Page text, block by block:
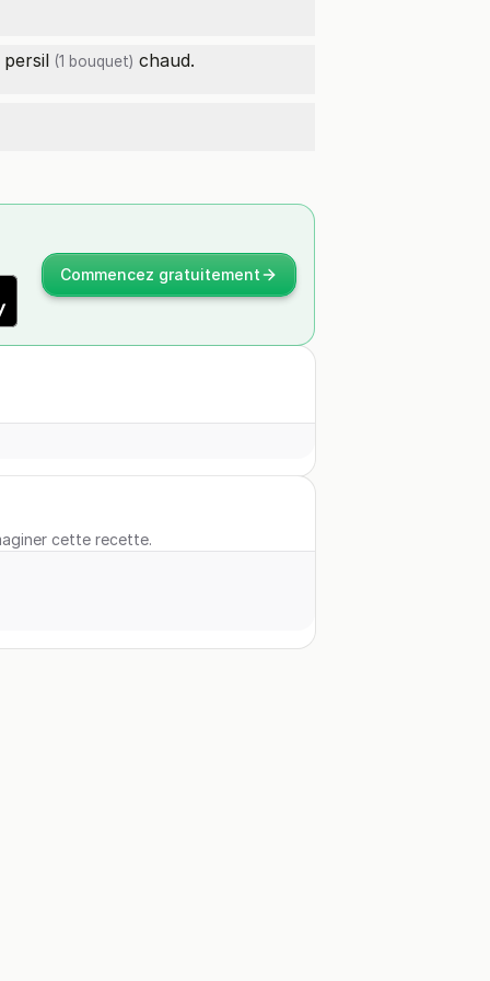
persil (1 bouquet) chaud.
Commencez gratuitement
cette recette.